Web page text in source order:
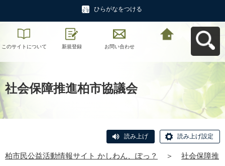
ひらがなをつける
このサイトについて 新規登録 お問い合わせ
社会保障推進柏市協議会
読み上げ 読み上げ設定
柏市民公益活動情報サイト かしわん、ぽっ？ ＞
社会保障推